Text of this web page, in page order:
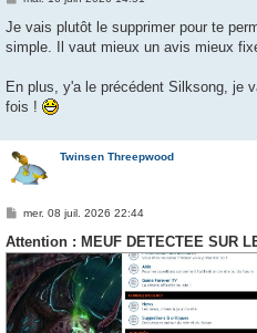
s
a
Je vais plutôt le supprimer pour te
simple. Il vaut mieux un avis mieux
En plus, y'a le précédent Silksong, je
fois !
Twinsen Threepwood
M
s
s
a
g
e
mer. 08 juil. 2026 22:44
Attention : MEUF DETECTEE SUR